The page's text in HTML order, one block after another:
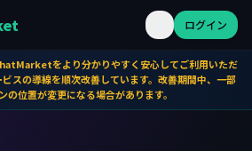
ログイン
をより分かりやすく安心してご利用いただ
スの導線を順次改善しています。改善期間中、一部
の位置が変更になる場合があります。